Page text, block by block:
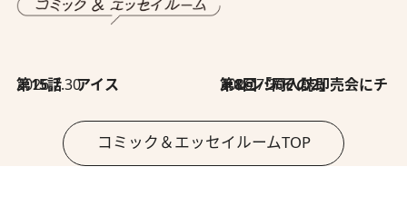
2026.7.30
第15話 アイス 2026.7.30
第8回「同人誌即売会にチャレンジ その2」
コミック＆エッセイルームTOP